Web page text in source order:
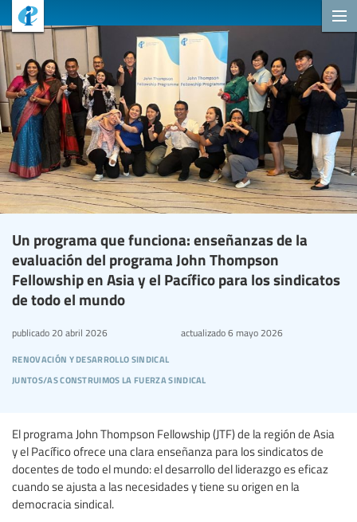
Un programa que funciona: enseñanzas de la
evaluación del programa John Thompson
Fellowship en Asia y el Pacífico para los sindicatos
de todo el mundo
renovación y desarrollo sindical
juntos/as construimos la fuerza sindical
publicado 20 abril 2026 actualizado6 mayo 2026
El programa John Thompson Fellowship (JTF) de la región de Asia
y el Pacífico ofrece una clara enseñanza para los sindicatos de
docentes de todo el mundo: el desarrollo del liderazgo es eficaz
cuando se ajusta a las necesidades y tiene su origen en la
democracia sindical.